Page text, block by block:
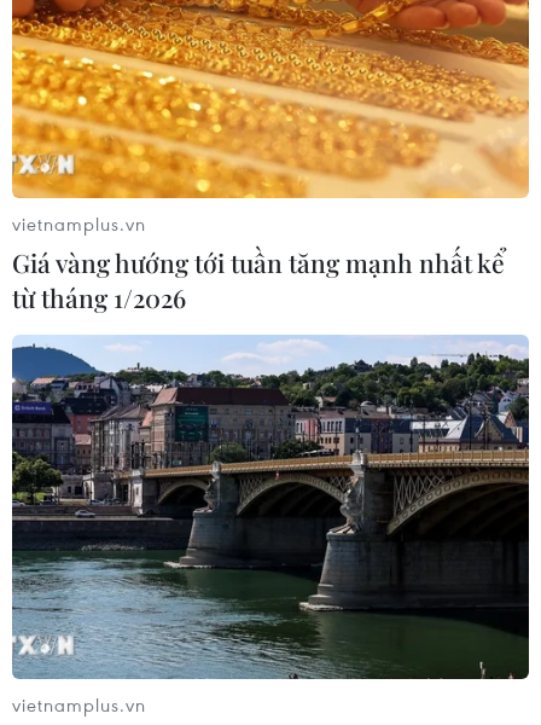
vietnamplus.vn
Giá vàng hướng tới tuần tăng mạnh nhất kể
từ tháng 1/2026
vietnamplus.vn